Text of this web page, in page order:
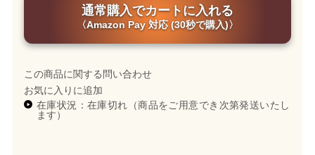
通常購入でカートに入れる
〈Amazon Pay 対応 (30秒で購入)〉
この商品に関する問い合わせ
お気に入りに追加
在庫状況：在庫切れ（商品をご用意でき次第発送いたし
ます）